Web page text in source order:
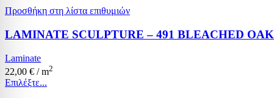
Προσθήκη στη λίστα επιθυμιών
LAMINATE SCULPTURE – 491 BLEACHED OAK
Laminate
22,00 € / m2
Επιλέξτε...